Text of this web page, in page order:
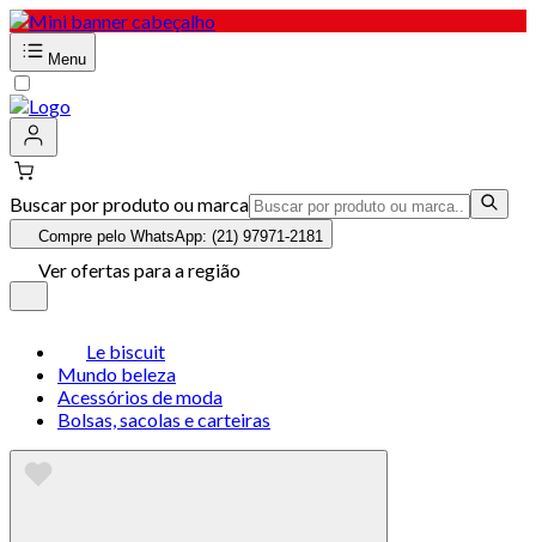
Menu
Buscar por produto ou marca
Compre pelo WhatsApp: (21) 97971-2181
Ver ofertas para a região
Le biscuit
Mundo beleza
Acessórios de moda
Bolsas, sacolas e carteiras